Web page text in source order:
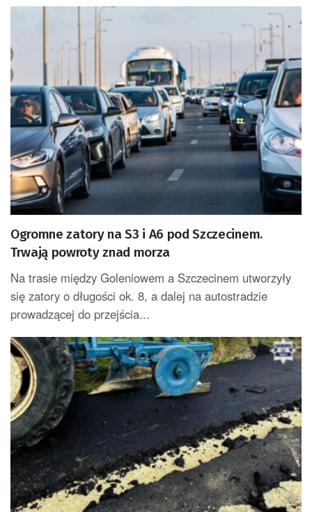
Ogromne zatory na S3 i A6 pod Szczecinem.
Trwają powroty znad morza
Na trasie między Goleniowem a Szczecinem utworzyły
się zatory o długości ok. 8, a dalej na autostradzie
prowadzącej do przejścia...